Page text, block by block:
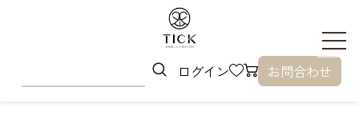
ログイン お問合わせ